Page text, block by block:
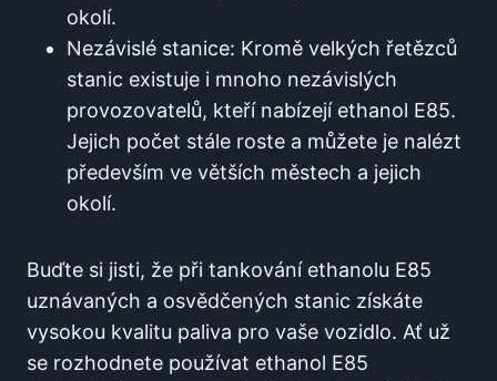
okolí.
Nezávislé stanice: Kromě ⁤velkých řetězců
stanic ⁤existuje i mnoho nezávislých
provozovatelů, kteří nabízejí ethanol E85.‍
Jejich počet ​stále roste a můžete je nalézt
⁣především ve větších městech a jejich
okolí.
Buďte si jisti, že při tankování ethanolu E85
uznávaných⁤ a osvědčených stanic získáte
vysokou kvalitu⁣ paliva pro vaše vozidlo. Ať už
se rozhodnete ‌používat ​ethanol E85